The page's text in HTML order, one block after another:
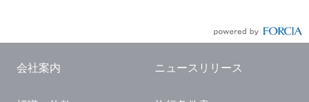
会社案内 ニュースリリース